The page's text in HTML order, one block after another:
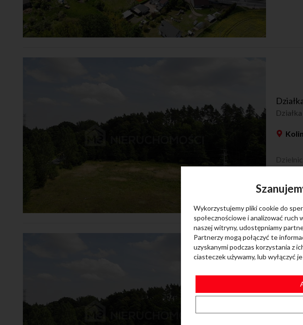
Wykorzystujemy pliki cookie do
społecznościowe i analizować
naszej witryny, udostępniamy
Partnerzy mogą połączyć te
uzyskanymi podczas korzystania z
ciasteczek używamy, lub wyłączyć